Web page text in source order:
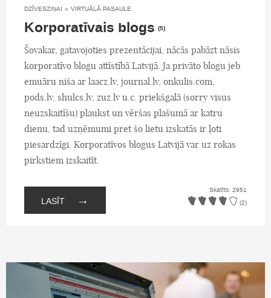
DZĪVESZIŅAI » VIRTUĀLĀ PASAULE
Korporatīvais blogs (5)
Šovakar, gatavojoties prezentācijai, nācās pabāzt nāsis
korporatīvo blogu attīstībā Latvijā. Ja privāto blogu jeb
emuāru niša ar laacz.lv, journal.lv, onkulis.com,
pods.lv, shulcs.lv, zuz.lv u.c. priekšgalā (sorry visus
neuzskaitīšu) plaukst un vēršas plašumā ar katru
dienu, tad uzņēmumi pret šo lietu izskatās ir ļoti
piesardzīgi. Korporatīvos blogus Latvijā var uz rokas
pirkstiem izskaitīt.
LASĪT →
Skatīts: 2951
(2)